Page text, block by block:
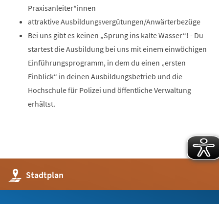
Praxisanleiter*innen
attraktive Ausbildungsvergütungen/Anwärterbezüge
Bei uns gibt es keinen „Sprung ins kalte Wasser“! - Du
startest die Ausbildung bei uns mit einem einwöchigen
Einführungsprogramm, in dem du einen „ersten
Einblick“ in deinen Ausbildungsbetrieb und die
Hochschule für Polizei und öffentliche Verwaltung
erhältst.
Stadtplan
(Öffnet
in
einem